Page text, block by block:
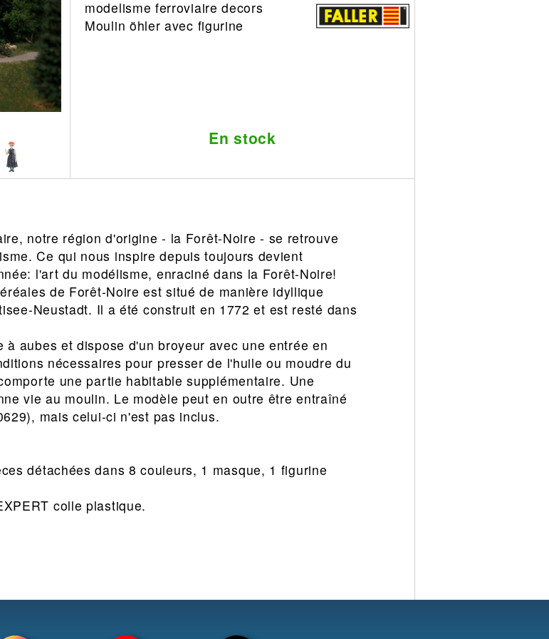
Avion
modelisme ferroviaire decors
Moulin öhler avec figurine
En stock
notre région d'origine - la Forêt-Noire - se retrouve
Ce qui nous inspire depuis toujours devient
l'art du modélisme, enraciné dans la Forêt-Noire!
de Forêt-Noire est situé de manière idyllique
Neustadt. Il a été construit en 1772 et est resté dans
aubes et dispose d'un broyeur avec une entrée en
nécessaires pour presser de l'huile ou moudre du
une partie habitable supplémentaire. Une
vie au moulin. Le modèle peut en outre être entraîné
mais celui-ci n'est pas inclus.
détachées dans 8 couleurs, 1 masque, 1 figurine
colle plastique.